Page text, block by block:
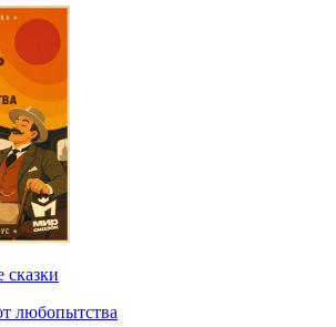
сказки
любопытства